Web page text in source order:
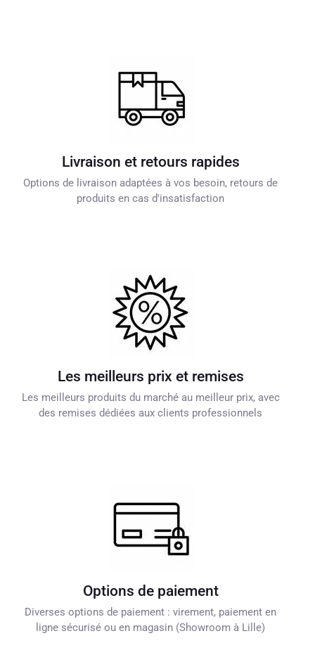
Livraison et retours rapides
Options de livraison adaptées à vos besoin, retours de
produits en cas d'insatisfaction
Les meilleurs prix et remises
Les meilleurs produits du marché au meilleur prix, avec
des remises dédiées aux clients professionnels
Options de paiement
Diverses options de paiement : virement, paiement en
ligne sécurisé ou en magasin (Showroom à Lille)